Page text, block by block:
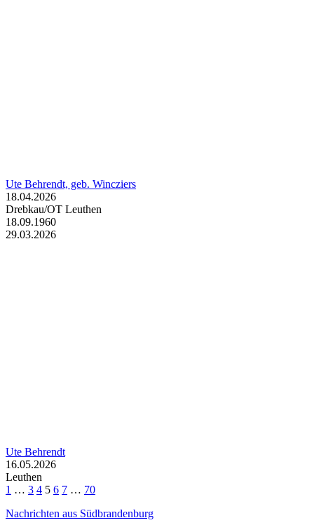
Ute Behrendt, geb. Wincziers
18.04.2026
Drebkau/OT Leuthen
18.09.1960
29.03.2026
Ute Behrendt
16.05.2026
Leuthen
1 … 3 4 5 6 7 … 70
Nachrichten aus Südbrandenburg